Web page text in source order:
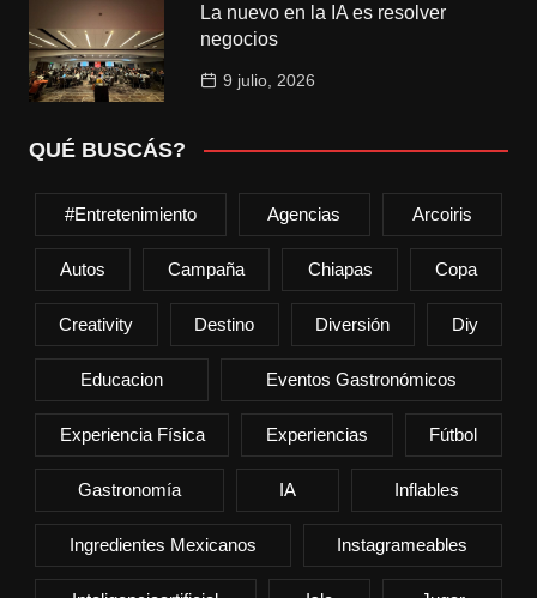
La nuevo en la IA es resolver
negocios
9 julio, 2026
QUÉ BUSCÁS?
#entretenimiento Agencias Arcoiris
Autos Campaña Chiapas Copa
Creativity Destino Diversión Diy
Educacion Eventos Gastronómicos
Experiencia Física Experiencias Fútbol
Gastronomía IA Inflables
Ingredientes Mexicanos Instagrameables